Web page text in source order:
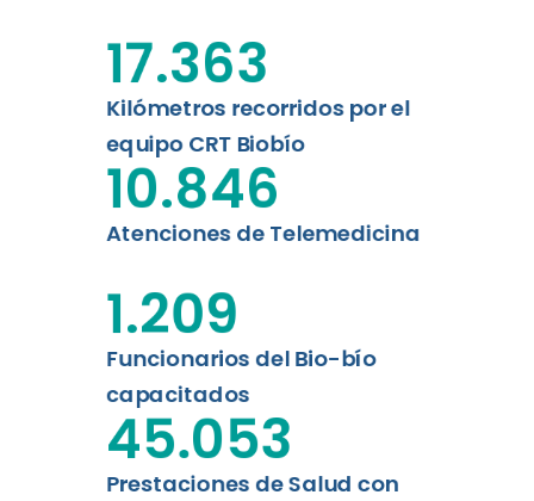
Leer más
Kilómetros recorridos por el
equipo CRT Biobío
17.363
Atenciones de Telemedicina
10.846
Funcionarios del Bio-bío
capacitados
1.209
Prestaciones de Salud con
45.053